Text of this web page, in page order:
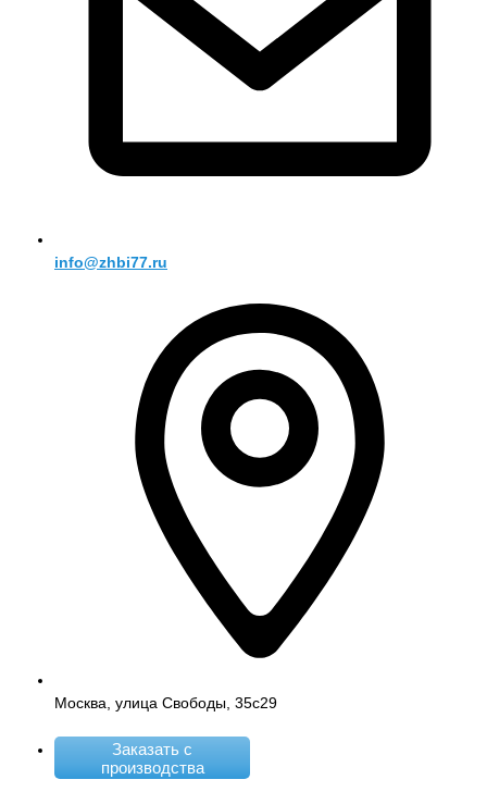
info@zhbi77.ru
Москва, улица Свободы, 35с29
Заказать с
производства